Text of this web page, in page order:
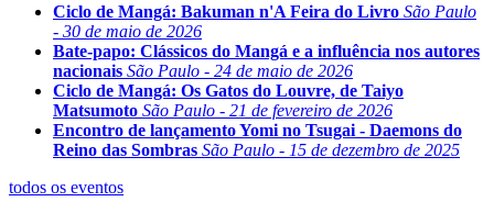
Ciclo de Mangá: Bakuman n'A Feira do Livro São Paulo
- 30 de maio de 2026
Bate-papo: Clássicos do Mangá e a influência nos autores
nacionais São Paulo - 24 de maio de 2026
Ciclo de Mangá: Os Gatos do Louvre, de Taiyo
Matsumoto São Paulo - 21 de fevereiro de 2026
Encontro de lançamento Yomi no Tsugai - Daemons do
Reino das Sombras São Paulo - 15 de dezembro de 2025
todos os eventos